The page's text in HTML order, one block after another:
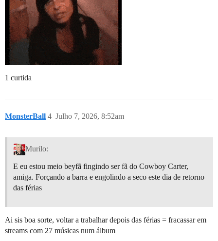
1 curtida
MonsterBall Julho 7, 2026, 8:52am
4
Murilo:
E eu estou meio beyfã fingindo ser fã do Cowboy Carter,
amiga. Forçando a barra e engolindo a seco este dia de retorno
das férias
Ai sis boa sorte, voltar a trabalhar depois das férias = fracassar em
streams com 27 músicas num álbum